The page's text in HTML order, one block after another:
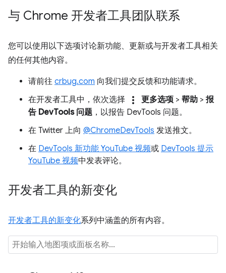
与 Chrome 开发者工具团队联系
您可以使用以下选项讨论新功能、更新或与开发者工具相关
的任何其他内容。
请前往 crbug.com 向我们提交反馈和功能请求。
在开发者工具中，依次选择
more_vert 更多选项 > 帮助 > 报
告 DevTools 问题 ，以报告 DevTools 问题。
在 Twitter 上向 @ChromeDevTools 发送推文。
在 DevTools 新功能 YouTube 视频或 DevTools 提示
YouTube 视频中发表评论。
开发者工具的新变化
开发者工具的新变化系列中涵盖的所有内容。